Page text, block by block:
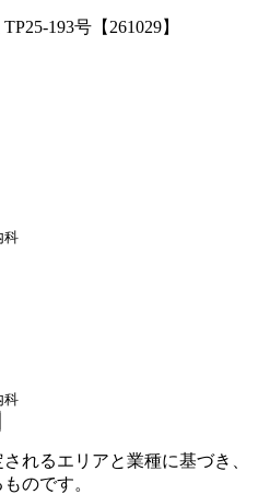
193号【261029】
科
科
れるエリアと業種に基づき、
のです。